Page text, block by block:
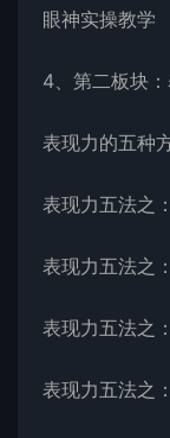
眼神实操教学
4、第二板块
表现力的五种
表现力五法之
表现力五法之
表现力五法之
表现力五法之